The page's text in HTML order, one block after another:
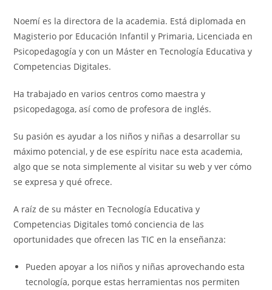
Noemí es la directora de la academia. Está diplomada en
Magisterio por Educación Infantil y Primaria, Licenciada en
Psicopedagogía y con un Máster en Tecnología Educativa y
Competencias Digitales.
Ha trabajado en varios centros como maestra y
psicopedagoga, así como de profesora de inglés.
Su pasión es ayudar a los niños y niñas a desarrollar su
máximo potencial, y de ese espíritu nace esta academia,
algo que se nota simplemente al visitar su web y ver cómo
se expresa y qué ofrece.
A raíz de su máster en Tecnología Educativa y
Competencias Digitales tomó conciencia de las
oportunidades que ofrecen las TIC en la enseñanza:
Pueden apoyar a los niños y niñas aprovechando esta
tecnología, porque estas herramientas nos permiten